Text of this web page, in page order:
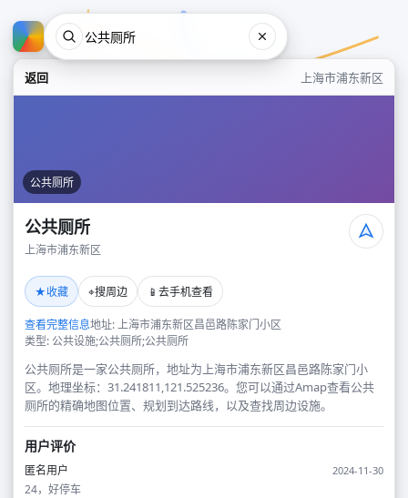
返回 上海市浦东新区
公共厕所
公共厕所
上海市浦东新区
★收藏 ⌖搜周边 📱 去手机查看
查看完整信息地址: 上海市浦东新区昌邑路陈家门小区
类型: 公共设施;公共厕所;公共厕所
公共厕所是一家公共厕所，地址为上海市浦东新区昌邑路陈家门小
区。地理坐标：31.241811,121.525236。您可以通过Amap查看公共
厕所的精确地图位置、规划到达路线，以及查找周边设施。
用户评价
匿名用户 2024-11-30
24，好停车